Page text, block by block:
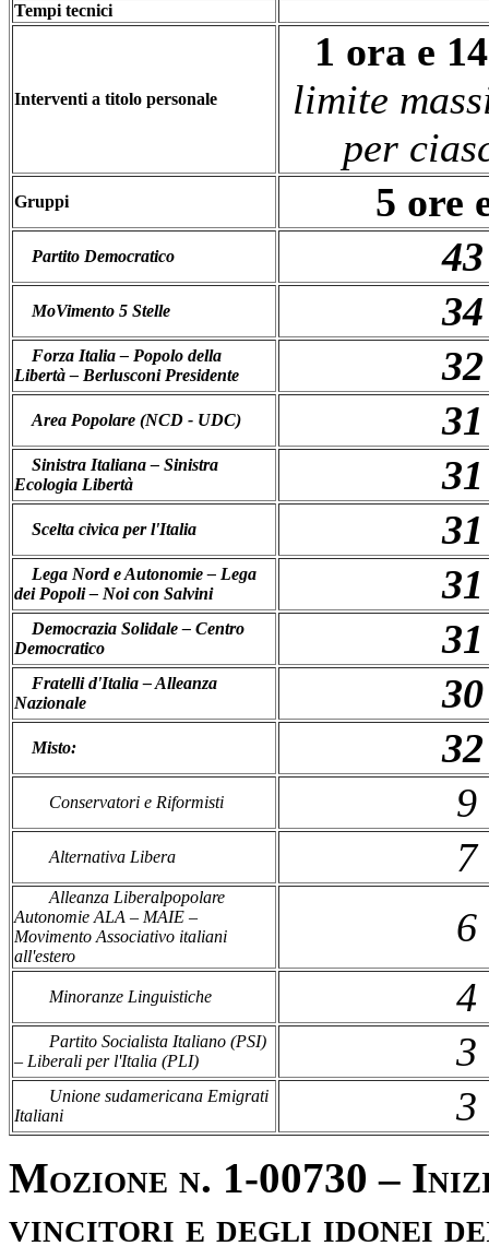
Tempi tecnici
Interventi a titolo personale
1 ora e
limite
per
Gruppi 5 ore
Partito Democratico
MoVimento 5 Stelle
Forza Italia – Popolo della
Libertà – Berlusconi Presidente
Area Popolare (NCD - UDC)
Sinistra Italiana – Sinistra
Ecologia Libertà
Scelta civica per l'Italia
Lega Nord e Autonomie – Lega
dei Popoli – Noi con Salvini
Democrazia Solidale – Centro
Democratico
Fratelli d'Italia – Alleanza
Nazionale
Misto:
Conservatori e Riformisti 9
Alternativa Libera
Alleanza Liberalpopolare
Autonomie ALA – MAIE –
Movimento Associativo italiani
all'estero
6
Minoranze Linguistiche 4
Partito Socialista Italiano (PSI)
– Liberali per l'Italia (PLI)
3
Unione sudamericana Emigrati
Italiani
3
Mozione n. 1-00730 –
vincitori e degli idonei